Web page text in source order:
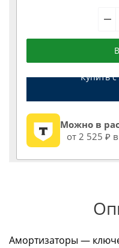
Купить
Можно в
от 2 525 ₽
Амортизаторы —